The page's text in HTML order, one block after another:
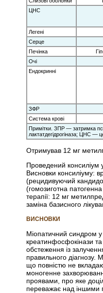
ЦНС
Легені
Серце
Печінка
Очі
Ендокринні
ЗФР
Система крові
Примітки. ЗПР — затримка
лактатдегідрогіназа; ЦНС —
Отримував 12 мг
Проведений консиліум
Висновки консиліуму:
(рецидивуючий
(гомозиготна
терапії: 12 мг
заміна базисного
ВИСНОВКИ
Міопатичний синдром у
креатинфосфокінази
обстеження із
правильного
що повністю не
моногенне
проявами, про яке
переважає над іншими